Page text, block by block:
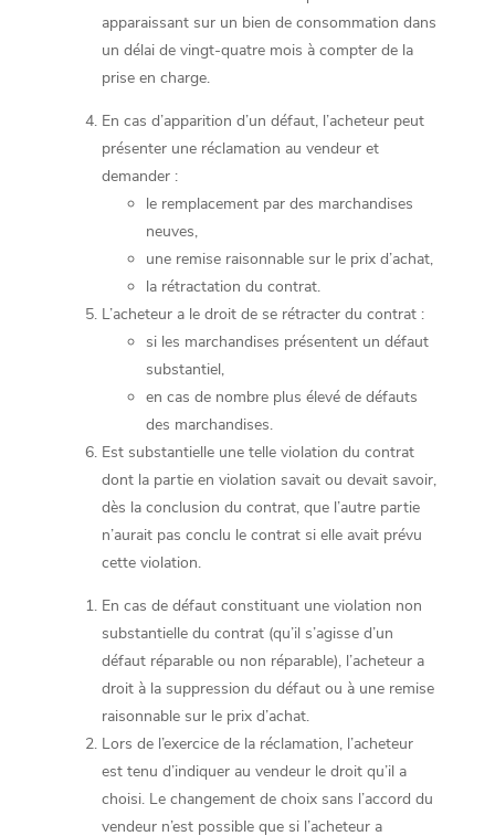
apparaissant sur un bien de consommation dans
un délai de vingt-quatre mois à compter de la
prise en charge.
En cas d’apparition d’un défaut, l’acheteur peut
présenter une réclamation au vendeur et
demander :
le remplacement par des marchandises
neuves,
une remise raisonnable sur le prix d’achat,
la rétractation du contrat.
L’acheteur a le droit de se rétracter du contrat :
si les marchandises présentent un défaut
substantiel,
en cas de nombre plus élevé de défauts
des marchandises.
Est substantielle une telle violation du contrat
dont la partie en violation savait ou devait savoir,
dès la conclusion du contrat, que l’autre partie
n’aurait pas conclu le contrat si elle avait prévu
cette violation.
En cas de défaut constituant une violation non
substantielle du contrat (qu’il s’agisse d’un
défaut réparable ou non réparable), l’acheteur a
droit à la suppression du défaut ou à une remise
raisonnable sur le prix d’achat.
Lors de l’exercice de la réclamation, l’acheteur
est tenu d’indiquer au vendeur le droit qu’il a
choisi. Le changement de choix sans l’accord du
vendeur n’est possible que si l’acheteur a